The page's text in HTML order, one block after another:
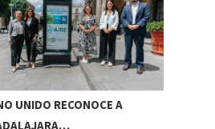
UNIDO RECONOCE A